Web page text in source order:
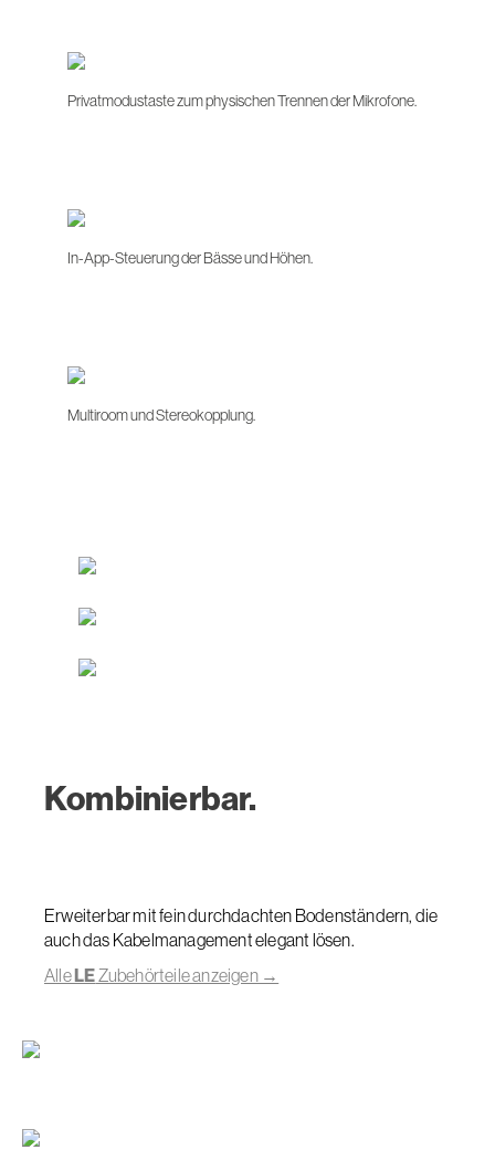
Privatmodustaste zum physischen Trennen der Mikrofone.
In-App-Steuerung der Bässe und Höhen.
Multiroom und Stereokopplung.
Kombinierbar.
Erweiterbar mit fein durchdachten Bodenständern, die
auch das Kabelmanagement elegant lösen.
AlleLEZubehörteile anzeigen →